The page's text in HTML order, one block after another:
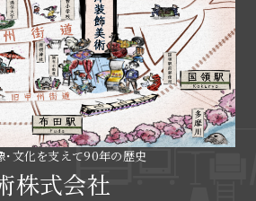
･文化を支えて90年の歴史
株式会社